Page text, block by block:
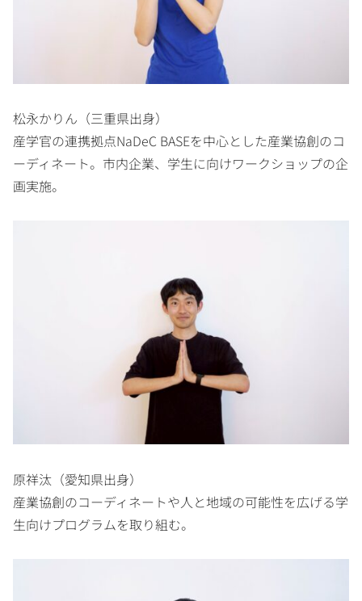
松永かりん（三重県出身）
産学官の連携拠点NaDeC BASEを中心とした産業協創のコ
ーディネート。市内企業、学生に向けワークショップの企
画実施。
原祥汰（愛知県出身）
産業協創のコーディネートや人と地域の可能性を広げる学
生向けプログラムを取り組む。